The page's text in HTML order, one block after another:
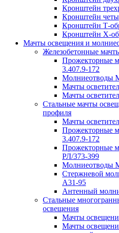
Кронштейн
Кронштейн
Кронштейн Т-
Кронштейн Х-
Мачты освещения и
Железобетонные
Прожекторные
3.407.9-172
Молниеотводы
Мачты
Мачты
Стальные мачты
профиля
Мачты
Прожекторные
3.407.9-172
Прожекторные
РЛ/373-399
Молниеотводы
Стержневой
А31-95
Антенный
Стальные
освещения
Мачты
Мачты